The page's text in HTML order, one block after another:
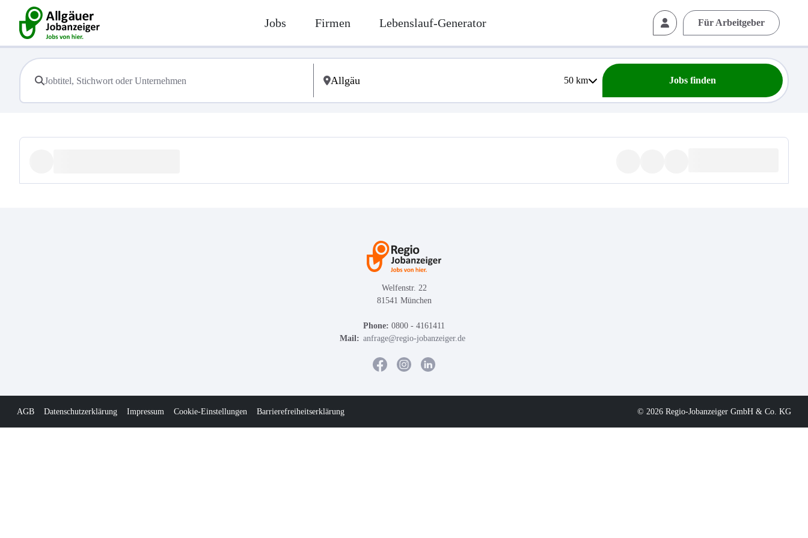
Jobs Firmen Lebenslauf-Generator Für Arbeitgeber
50km Jobs finden
Welfenstr. 22
81541 München
Phone: 0800 - 4161411
Mail: anfrage@regio-jobanzeiger.de
AGB Datenschutzerklärung Impressum Cookie-Einstellungen Barrierefreiheitserklärung © 2026 Regio-Jobanzeiger GmbH & Co. KG